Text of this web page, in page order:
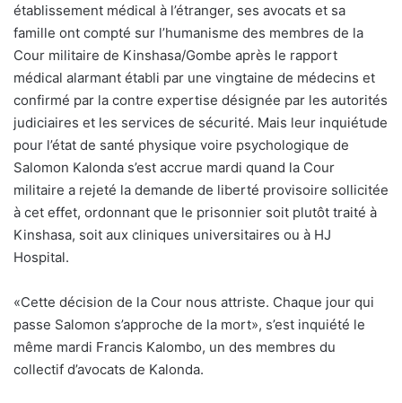
établissement médical à l’étranger, ses avocats et sa
famille ont compté sur l’humanisme des membres de la
Cour militaire de Kinshasa/Gombe après le rapport
médical alarmant établi par une vingtaine de médecins et
confirmé par la contre expertise désignée par les autorités
judiciaires et les services de sécurité. Mais leur inquiétude
pour l’état de santé physique voire psychologique de
Salomon Kalonda s’est accrue mardi quand la Cour
militaire a rejeté la demande de liberté provisoire sollicitée
à cet effet, ordonnant que le prisonnier soit plutôt traité à
Kinshasa, soit aux cliniques universitaires ou à HJ
Hospital.
«Cette décision de la Cour nous attriste. Chaque jour qui
passe Salomon s’approche de la mort», s’est inquiété le
même mardi Francis Kalombo, un des membres du
collectif d’avocats de Kalonda.